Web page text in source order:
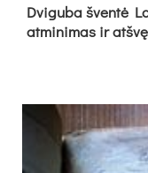
Dvi­gu­ba šven­tė
at­mi­ni­mas ir